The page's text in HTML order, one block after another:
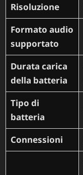
Risoluzione
Formato audio
supportato
Durata carica
della batteria
Tipo di
batteria
Connessioni